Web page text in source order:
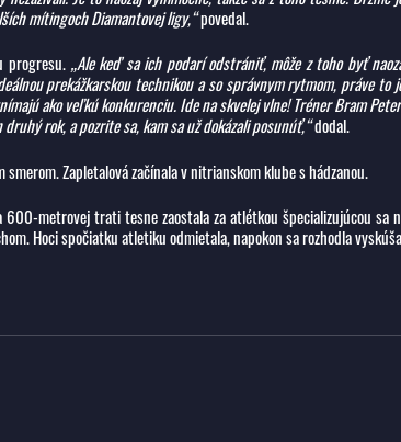
mítingoch Diamantovej ligy,“povedal.
progresu. „Ale keď sa ich podarí odstrániť, môže z toho byť
prekážkarskou technikou a so správnym rytmom, práve to
ako veľkú konkurenciu. Ide na skvelej vlne! Tréner Bram
rok, a pozrite sa, kam sa už dokázali posunúť,“dodal.
Zapletalová začínala v nitrianskom klube s hádzanou.
metrovej trati tesne zaostala za atlétkou špecializujúcou sa
Hoci spočiatku atletiku odmietala, napokon sa rozhodla